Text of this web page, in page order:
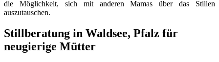
die Möglichkeit, sich mit anderen Mamas über das Stillen
auszutauschen.
Stillberatung in Waldsee, Pfalz für
neugierige Mütter